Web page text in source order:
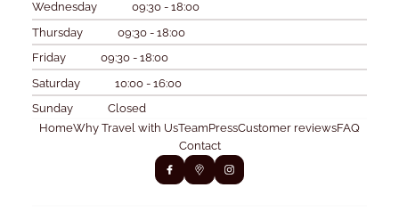
Wednesday
09:30 - 18:00
Thursday
09:30 - 18:00
Friday
09:30 - 18:00
Saturday
10:00 - 16:00
Sunday
Closed
HomeWhy Travel with UsTeamPressCustomer reviewsFAQ
Contact